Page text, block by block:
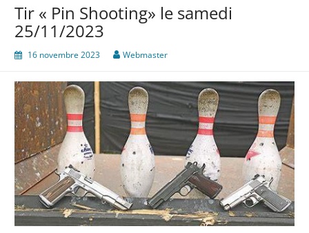
Tir « Pin Shooting» le samedi
25/11/2023
16 novembre 2023 Webmaster